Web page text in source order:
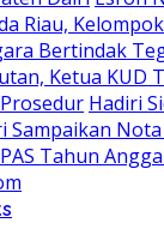
Riau,
Bertindak
Ketua KUD
Hadiri
Sampaikan
Tahun